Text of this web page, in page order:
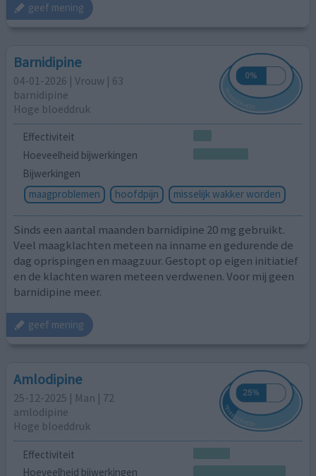
geef mening
Barnidipine
04-01-2026 | Vrouw | 63
barnidipine
Hoge bloeddruk
Effectiviteit
Hoeveelheid bijwerkingen
Bijwerkingen
maagproblemen
hoofdpijn misselijk wakker worden
Sinds een aantal maanden barnidipine 20 mg gebruikt.
Veel maagklachten meteen na inname en gedurende de
dag oprispingen en maagzuur. Gestopt op eigen initiatief
en de klachten waren meteen verdwenen. Voor mij geen
barnidipine meer.
geef mening
Amlodipine
25-12-2025 | Man | 72
amlodipine
Hoge bloeddruk
Effectiviteit
Hoeveelheid bijwerkingen